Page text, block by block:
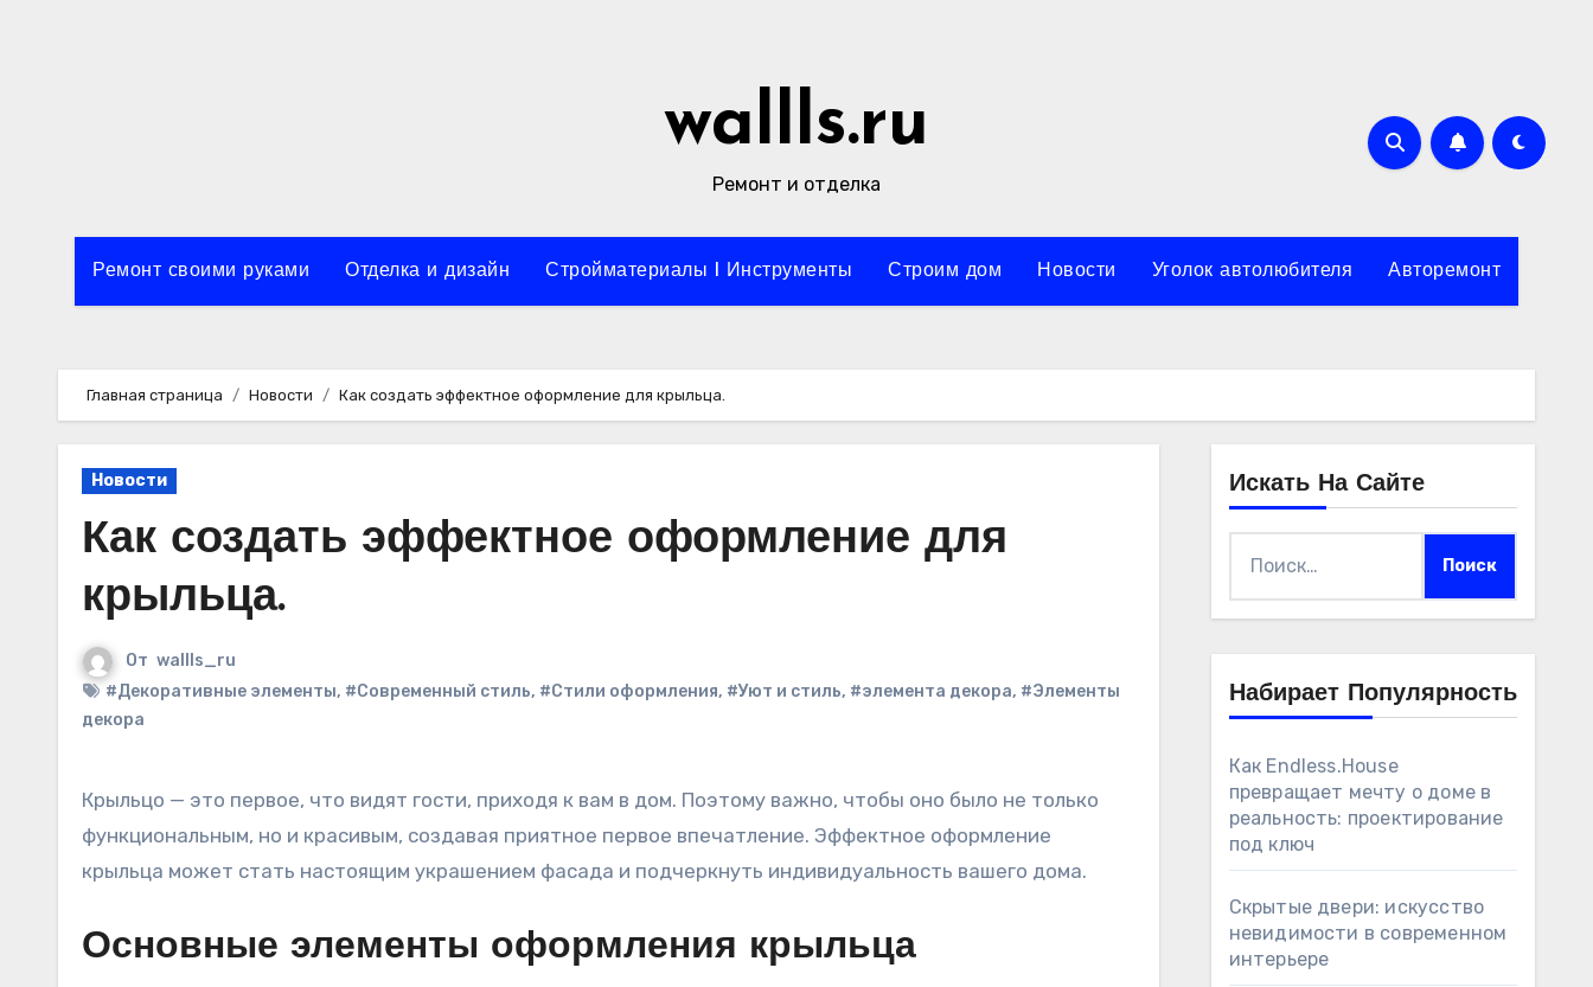
wallls.ru
Ремонт и отделка
Ремонт своими руками Отделка и дизайн Стройматериалы l Инструменты Строим дом Новости Уголок автолюбителя Авторемонт
Главная страница Новости Как создать эффектное оформление для крыльца.
Новости
Как создать эффектное оформление для
крыльца.
От wallls_ru
#Декоративные элементы, #Современный стиль, #Стили оформления, #Уют и стиль, #элемента декора, #Элементы
декора
Крыльцо — это первое, что видят гости, приходя к вам в дом. Поэтому важно, чтобы оно было не только
функциональным, но и красивым, создавая приятное первое впечатление. Эффектное оформление
крыльца может стать настоящим украшением фасада и подчеркнуть индивидуальность вашего дома.
Основные элементы оформления крыльца
Искать На Сайте
Набирает Популярность
Как Endless.House
превращает мечту о доме в
реальность: проектирование
под ключ
Скрытые двери: искусство
невидимости в современном
интерьере